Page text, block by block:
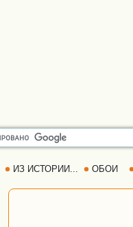
ИЗ ИСТОРИИ... ОБОИ